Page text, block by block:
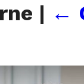
| ←